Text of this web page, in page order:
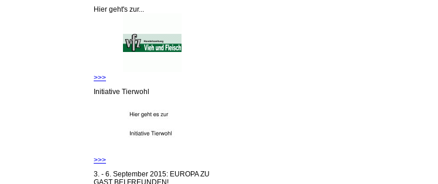
Hier geht's zur...
>>>
Initiative Tierwohl
>>>
3. - 6. September 2015: EUROPA ZU
GAST BEI FREUNDEN!